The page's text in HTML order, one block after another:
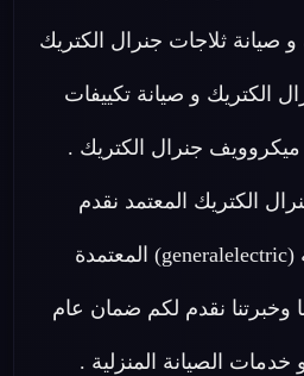
صيانة ثلاجات جنرال الكتريك
الكتريك و صيانة تكييفات
ميكروويف جنرال الكتريك .
الكتريك المعتمد نقدم
قطع غيار اصلية لشركة (generalelectric) المعتمدة
وخبرتنا نقدم لكم ضمان عام
الصيانة المنزلية .